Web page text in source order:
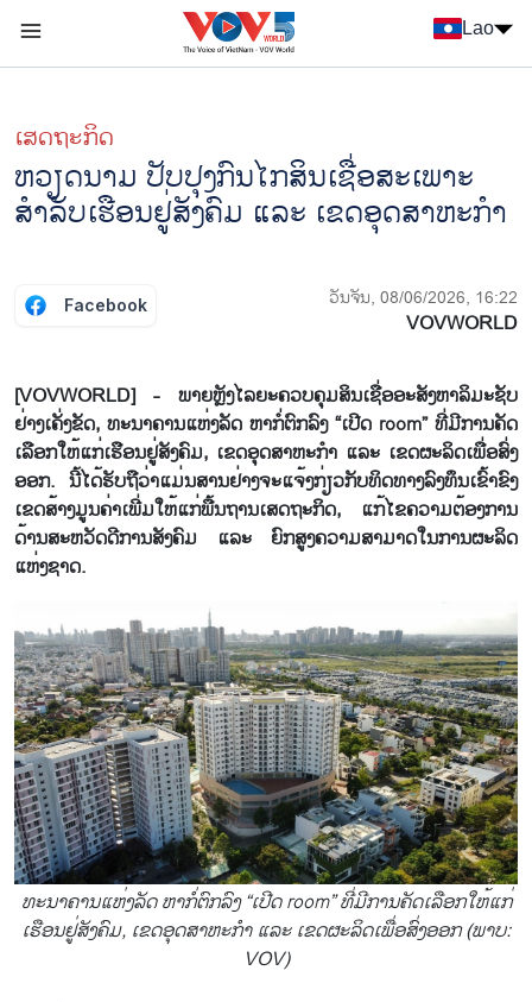
Lao
ເສດຖະກິດ
ຫວຽດ​ນາມ ​ປັບ​ປຸງ​ກົນ​ໄກ​ສິນ​ເຊື່ອ​ສະ​ເພາະ​​
ສຳລັບ​ເຮືອນ​ຢູ່​ສັງ​ຄົມ ແລະ ເຂດ​ອຸດ​ສາ​ຫະ​ກຳ
Facebook ວັນຈັນ, 08/06/2026, 16:22
VOVWORLD
[VOVWORLD] - ພາຍ​ຫຼັງ​ໄລ​ຍະ​ຄວບ​ຄຸມ​ສິນ​ເຊື່ອ​ອະ​ສັງ​ຫາ​ລິ​ມະ​ຊັບ​
ຢ່າງເຄັ່ງຂັດ, ທະ​ນາ​ຄານແຫ່ງລັດ ຫາ​ກໍ່​ຕົກ​ລົງ​ “ເປີດ room” ທີ່​ມີ​ການ​ຄັດ​
ເລືອກ​ໃຫ້​ແກ່​ເຮືອນ​ຢູ່​ສັງ​ຄົມ, ເຂດ​ອຸດ​ສາ​ຫະ​ກຳ ແລະ ເຂດ​ຜະ​ລິດ​ເພື່ອ​ສົ່ງ​
ອອກ. ນີ້​ໄດ້​ຮັບ​ຖື​ວ່າ​ແມ່ນ​ສານ​ຢ່າງ​ຈະ​ແຈ້ງ​ກ່ຽວ​ກັບ​​ທິດທາງລົງທຶນເຂົ້າ​ຂົງ​
ເຂດ​ສ້າງ​ມູນ​ຄ່າ​ເພີ່ມໃຫ້​ແກ່​ພື້ນ​ຖານ​ເສດ​ຖະ​ກິດ, ແກ້​ໄຂ​ຄວາມ​ຕ້ອງ​ການ​
ດ້ານ​ສະ​ຫວັດ​ດີ​ການ​ສັງ​ຄົມ ແລະ ຍົກ​ສູງ​ຄວາມ​ສາ​ມາດ​ໃນ​ການ​ຜະ​ລິດ​
ແຫ່ງ​ຊາດ.
ທະ​ນາ​ຄານແຫ່ງລັດ ຫາ​ກໍ່​ຕົກ​ລົງ​ “ເປີດ room” ທີ່​ມີ​ການ​ຄັດ​ເລືອກ​ໃຫ້​ແກ່​
ເຮືອນ​ຢູ່​ສັງ​ຄົມ, ເຂດ​ອຸດ​ສາ​ຫະ​ກຳ ແລະ ເຂດ​ຜະ​ລິດ​ເພື່ອ​ສົ່ງ​ອອກ (ພາບ:
VOV)